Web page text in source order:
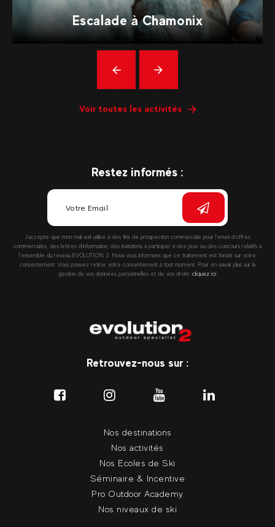
Escalade à Chamonix
Précédent
En
savoir
Voir toutes les activités
Restez informés :
J’accepte que mon mail soit utilisé à des fins de prospection commerciale pour l’envoi d’offres
commerciales, des lettres d’information, des invitations à participer à des jeux ou des concours relatifs à
l’ensemble du réseau EVOLUTION 2. Nous vous informons que ce traitement est fondé sur votre
consentement. Vous pouvez retirer votre consentement à tout moment. Pour en savoir plus sur la
gestion de vos données personnelles et de vos droits :cliquez ici
Retrouvez-nous sur :
Nos destinations
Nos activités
Nos Ecoles de Ski
Séminaire & Incentive
Pro Outdoor Academy
Nos niveaux de ski